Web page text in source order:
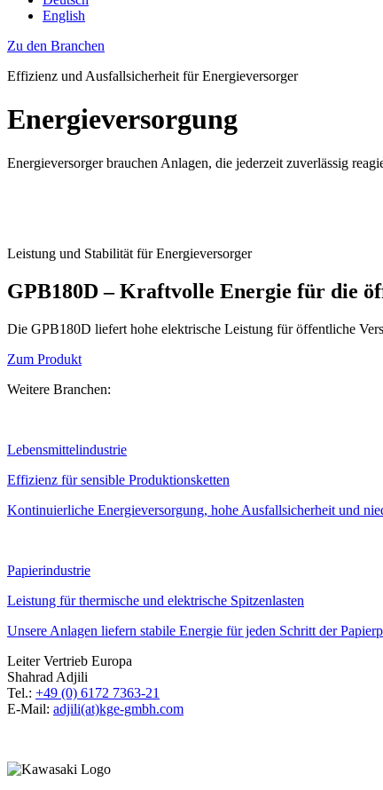
English
Zu den Branchen
Effizienz und Ausfallsicherheit für Energieversorger
Energieversorgung
Energieversorger brauchen Anlagen, die jederzeit zuverlässig
Leistung und Stabilität für Energieversorger
GPB180D – Kraftvolle Energie für die
Die GPB180D liefert hohe elektrische Leistung für öffentliche
Zum Produkt
Weitere Branchen:
Lebensmittelindustrie
Effizienz für sensible Produktionsketten
Kontinuierliche Energieversorgung, hohe Ausfallsicherheit und
Papierindustrie
Leistung für thermische und elektrische Spitzenlasten
Unsere Anlagen liefern stabile Energie für jeden Schritt der
Leiter Vertrieb Europa
Shahrad Adjili
Tel.: +49 (0) 6172 7363-21
E-Mail: adjili(at)kge-gmbh.com